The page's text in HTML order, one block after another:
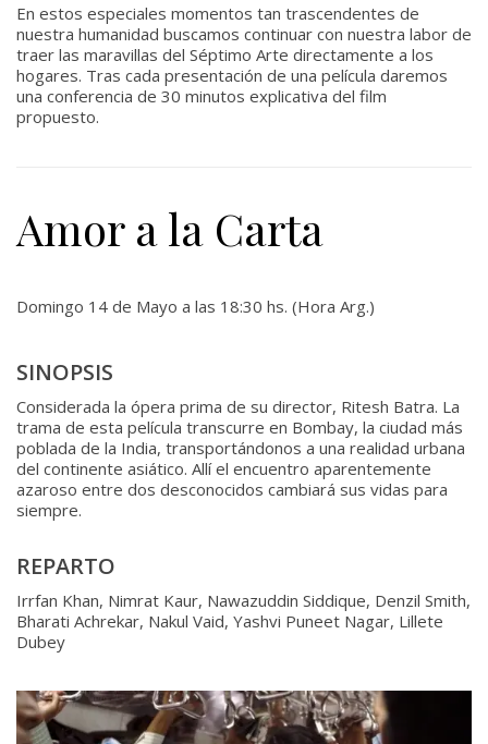
En estos especiales momentos tan trascendentes de
nuestra humanidad buscamos continuar con nuestra labor de
traer las maravillas del Séptimo Arte directamente a los
hogares. Tras cada presentación de una película daremos
una conferencia de 30 minutos explicativa del film
propuesto.
Amor a la Carta
Domingo 14 de Mayo a las 18:30 hs. (Hora Arg.)
SINOPSIS
Considerada la ópera prima de su director, Ritesh Batra. La
trama de esta película transcurre en Bombay, la ciudad más
poblada de la India, transportándonos a una realidad urbana
del continente asiático. Allí el encuentro aparentemente
azaroso entre dos desconocidos cambiará sus vidas para
siempre.
REPARTO
Irrfan Khan, Nimrat Kaur, Nawazuddin Siddique, Denzil Smith,
Bharati Achrekar, Nakul Vaid, Yashvi Puneet Nagar, Lillete
Dubey